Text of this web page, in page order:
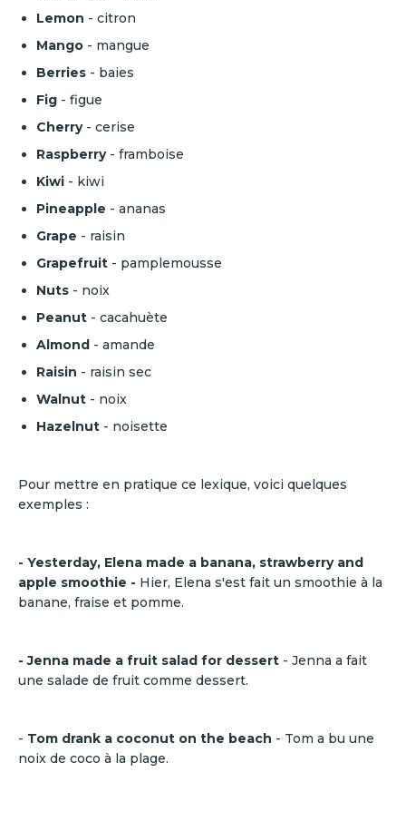
Lemon - citron
Mango - mangue
Berries - baies
Fig - figue
Cherry- cerise
Raspberry - framboise
Kiwi - kiwi
Pineapple - ananas
Grape - raisin
Grapefruit - pamplemousse
Nuts - noix
Peanut - cacahuète
Almond - amande
Raisin - raisin sec
Walnut - noix
Hazelnut - noisette
Pour mettre en pratique ce lexique, voici quelques
exemples :
- Yesterday, Elena made a banana, strawberry and
apple smoothie - Hier, Elena s'est fait un smoothie à la
banane, fraise et pomme.
- Jenna made a fruit salad for dessert - Jenna a fait
une salade de fruit comme dessert.
- Tom drank a coconut on the beach - Tom a bu une
noix de coco à la plage.